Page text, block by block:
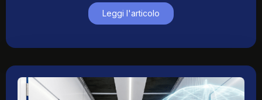
Leggi l'articolo